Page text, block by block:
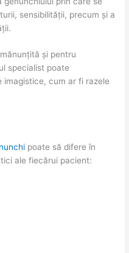
sensibilității, precum și a
și pentru
specialist poate
cum ar fi razele
poate să difere în
ale fiecărui pacient: